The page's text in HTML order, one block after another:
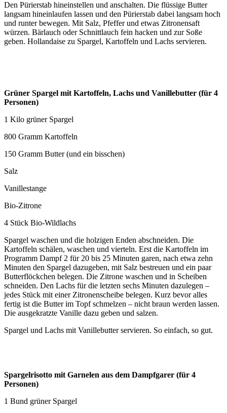
Den Pürierstab hineinstellen und anschalten. Die flüssige Butter
langsam hineinlaufen lassen und den Pürierstab dabei langsam hoch
und runter bewegen. Mit Salz, Pfeffer und etwas Zitronensaft
würzen. Bärlauch oder Schnittlauch fein hacken und zur Soße
geben. Hollandaise zu Spargel, Kartoffeln und Lachs servieren.
Grüner Spargel mit Kartoffeln, Lachs und Vanillebutter (für 4
Personen)
1 Kilo grüner Spargel
800 Gramm Kartoffeln
150 Gramm Butter (und ein bisschen)
Salz
Vanillestange
Bio-Zitrone
4 Stück Bio-Wildlachs
Spargel waschen und die holzigen Enden abschneiden. Die
Kartoffeln schälen, waschen und vierteln. Erst die Kartoffeln im
Programm Dampf 2 für 20 bis 25 Minuten garen, nach etwa zehn
Minuten den Spargel dazugeben, mit Salz bestreuen und ein paar
Butterflöckchen belegen. Die Zitrone waschen und in Scheiben
schneiden. Den Lachs für die letzten sechs Minuten dazulegen –
jedes Stück mit einer Zitronenscheibe belegen. Kurz bevor alles
fertig ist die Butter im Topf schmelzen – nicht braun werden lassen.
Die ausgekratzte Vanille dazu geben und salzen.
Spargel und Lachs mit Vanillebutter servieren. So einfach, so gut.
Spargelrisotto mit Garnelen aus dem Dampfgarer (für 4
Personen)
1 Bund grüner Spargel